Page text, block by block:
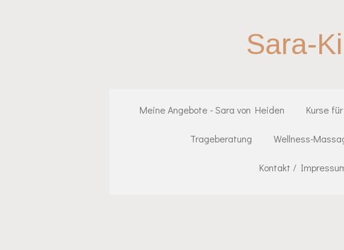
Sara-
Meine Angebote - Sara von Heiden Kurse
Trageberatung Wellness-
Kontakt /